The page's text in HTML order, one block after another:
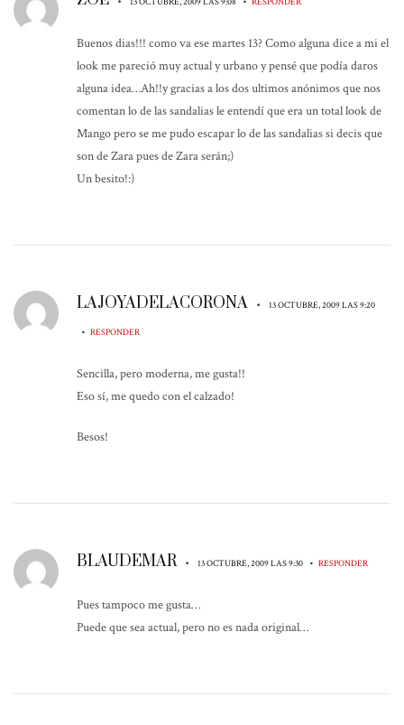
Buenos dias!!! como va ese martes 13? Como alguna dice a mi el
look me pareció muy actual y urbano y pensé que podía daros
alguna idea…Ah!!y gracias a los dos ultimos anónimos que nos
comentan lo de las sandalias le entendí que era un total look de
Mango pero se me pudo escapar lo de las sandalias si decis que
son de Zara pues de Zara serán;)
Un besito!:)
LAJOYADELACORONA • 13 OCTUBRE, 2009 LAS 9:20
• RESPONDER
Sencilla, pero moderna, me gusta!!
Eso sí, me quedo con el calzado!
Besos!
BLAUDEMAR • 13 OCTUBRE, 2009 LAS 9:30 • RESPONDER
Pues tampoco me gusta…
Puede que sea actual, pero no es nada original…